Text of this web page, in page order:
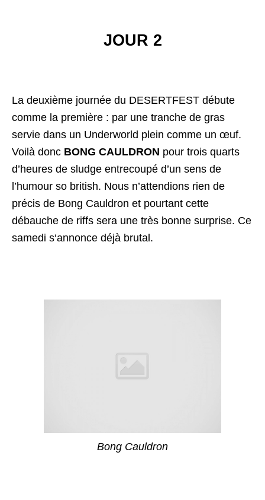
JOUR 2
La deuxième journée du DESERTFEST débute
comme la première : par une tranche de gras
servie dans un Underworld plein comme un œuf.
Voilà donc BONG CAULDRON pour trois quarts
d’heures de sludge entrecoupé d’un sens de
l’humour so british. Nous n’attendions rien de
précis de Bong Cauldron et pourtant cette
débauche de riffs sera une très bonne surprise. Ce
samedi s‘annonce déjà brutal.
Bong Cauldron